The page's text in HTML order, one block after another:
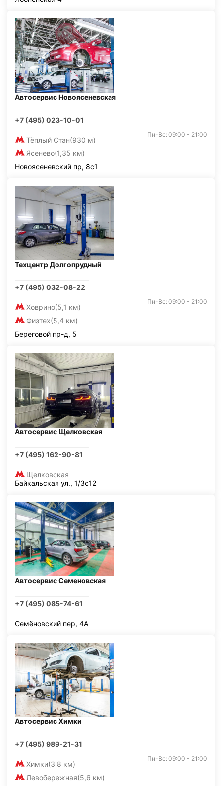
Автосервис Новоясеневская
+7 (495) 023-10-01
Тёплый Стан(930 м)
Ясенево(1,35 км)
Пн-Вс: 09:00 - 21:00
Новоясеневский пр, 8с1
Техцентр Долгопрудный
+7 (495) 032-08-22
Ховрино(5,1 км)
Физтех(5,4 км)
Пн-Вс: 09:00 - 21:00
Береговой пр-д, 5
Автосервис Щелковская
+7 (495) 162-90-81
Щелковская
Байкальская ул., 1/3с12
Автосервис Семеновская
+7 (495) 085-74-61
Семёновский пер, 4А
Автосервис Химки
+7 (495) 989-21-31
Химки(3,8 км)
Левобережная(5,6 км)
Пн-Вс: 09:00 - 21:00